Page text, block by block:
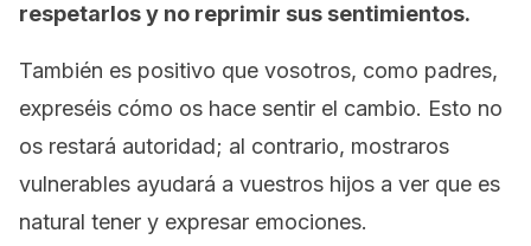
respetarlos y no reprimir sus sentimientos.
También es positivo que vosotros, como padres,
expreséis cómo os hace sentir el cambio. Esto no
os restará autoridad; al contrario, mostraros
vulnerables ayudará a vuestros hijos a ver que es
natural tener y expresar emociones.